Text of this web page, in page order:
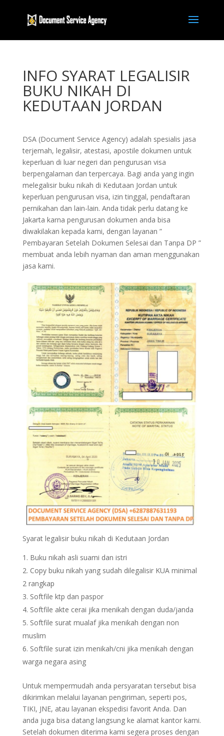
INFO SYARAT LEGALISIR
BUKU NIKAH DI
KEDUTAAN JORDAN
DSA (Document Service Agency) adalah spesialis jasa
terjemah, legalisir, atestasi, apostile dokumen untuk
keperluan di luar negeri dan pengurusan visa
berpengalaman dan terpercaya. Bagi anda yang ingin
melegalisir buku nikah di Kedutaan Jordan untuk
keperluan pengurusan visa, izin tinggal, pendaftaran
pernikahan dan lain-lain. Anda tidak perlu datang ke
Jakarta karna pengurusan dokumen anda bisa
diwakilakan kepada kami, dengan layanan ”
Pembayaran Setelah Dokumen Selesai dan Tanpa DP ”
membuat anda lebih nyaman dan aman menggunakan
jasa kami.
Syarat legalisir buku nikah di Kedutaan Jordan
Buku nikah asli suami dan istri
Copy buku nikah yang sudah dilegalisir KUA minimal
2 rangkap
Softfile ktp dan paspor
Softfile akte cerai jika menikah dengan duda/janda
Softfile surat mualaf jika menikah dengan non
muslim
Softfile surat izin menikah/cni jika menikah dengan
warga negara asing
Untuk mempermudah anda persyaratan tersebut bisa
dikirimkan melalui layanan pengiriman, seperti pos,
TIKI, JNE, atau layanan ekspedisi favorit Anda. Dan
anda juga bisa datang langsung ke alamat kantor kami.
Setelah dokumen diterima kami segera proses dengan